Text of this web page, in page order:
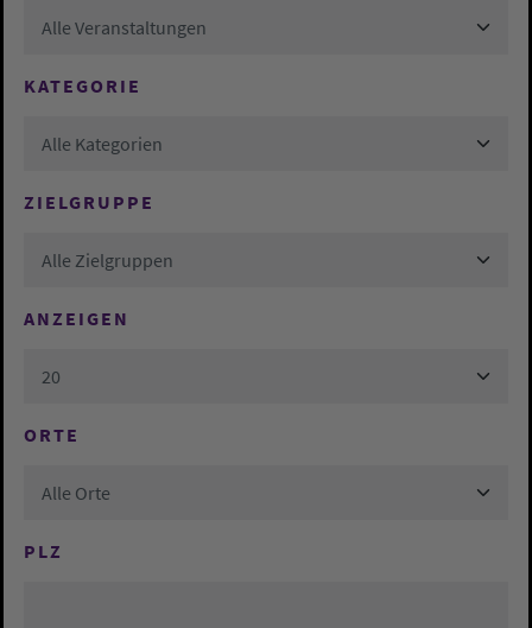
Alle Veranstaltungen
KATEGORIE
Alle Kategorien
ZIELGRUPPE
Alle Zielgruppen
ANZEIGEN
20
ORTE
Alle Orte
PLZ